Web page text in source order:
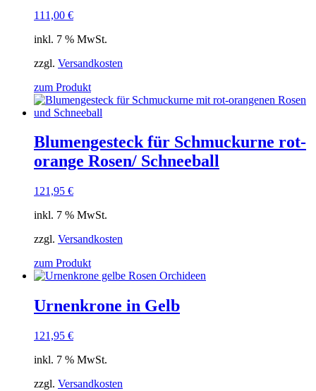
111,00 €
inkl. 7 % MwSt.
zzgl. Versandkosten
zum Produkt
Blumengesteck für Schmuckurne rot-
orange Rosen/ Schneeball
121,95 €
inkl. 7 % MwSt.
zzgl. Versandkosten
zum Produkt
Urnenkrone in Gelb
121,95 €
inkl. 7 % MwSt.
zzgl. Versandkosten